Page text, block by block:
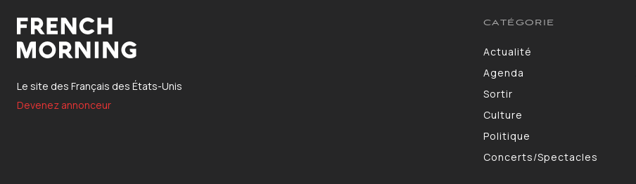
Le site des Français des États-Unis
Devenez annonceur
CATÉGORIE
Actualité
Agenda
Sortir
Culture
Politique
Concerts/Spectacles